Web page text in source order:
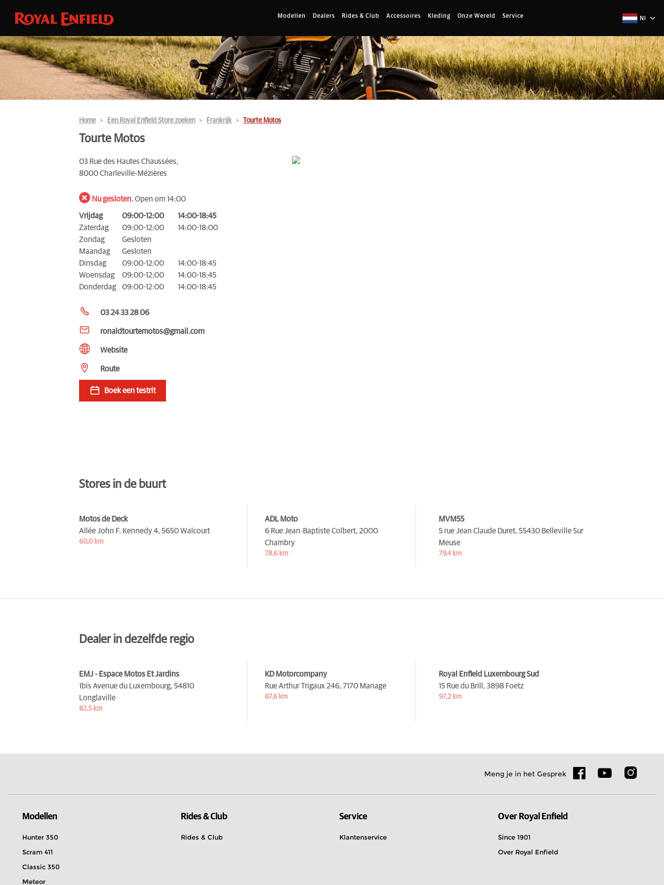
Modellen Dealers Rides & Club Accessoires Kleding Onze Wereld Service Nl
Home Een Royal Enfield Store zoeken Frankrijk Tourte Motos
Tourte Motos
03 Rue des Hautes Chaussées,
8000 Charleville-Mézières
Nu gesloten.Open om 14:00
Vrijdag 09:00-12:00
14:00-18:45
Zaterdag
09:00-12:00
14:00-18:00
Zondag
Gesloten
Maandag
Gesloten
Dinsdag
09:00-12:00
14:00-18:45
Woensdag
09:00-12:00
14:00-18:45
Donderdag
09:00-12:00 14:00-18:45
03 24 33 28 06
ronaldtourtemotos@gmail.com
Website
Route
Boek een testrit
Stores in de buurt
Motos de Deck
Allée John F. Kennedy 4, 5650 Walcourt
60,0 km
ADL Moto
6 Rue Jean-Baptiste Colbert, 2000
Chambry
78,6 km
MVM55
5 rue Jean Claude Duret, 55430 Belleville Sur
Meuse
79,4 km
Dealer in dezelfde regio
EMJ - Espace Motos Et Jardins
1bis Avenue du Luxembourg, 54810
Longlaville
82,5 km
KD Motorcompany
Rue Arthur Trigaux 246, 7170 Manage
87,6 km
Royal Enfield Luxembourg Sud
15 Rue du Brill, 3898 Foetz
97,2 km
Meng je in het Gesprek
Modellen
Hunter 350
Scram 411
Classic 350
Meteor
Rides & Club
Rides & Club
Service
Klantenservice
Over Royal Enfield
Since 1901
Over Royal Enfield